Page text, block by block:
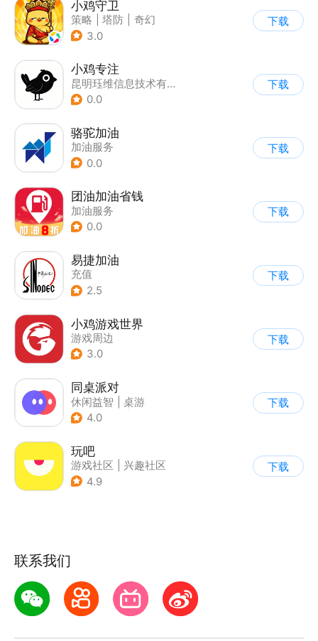
小鸡守卫
策略 塔防
奇幻
| Q版
3.0
下载
小鸡专注
昆明珏维信息技术有限公司
0.0
下载
骆驼加油
加油服务
0.0
下载
团油加油省钱
加油服务
0.0
下载
易捷加油
充值
2.5
下载
小鸡游戏世界
游戏周边
3.0
下载
同桌派对
休闲益智
桌游
| 派对游戏
4.0
下载
玩吧
游戏社区
兴趣社区
4.9
下载
联系我们